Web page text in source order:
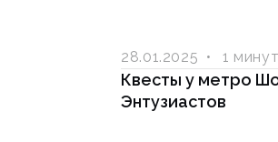
28.01.2025 1
Квесты у метро
Энтузиастов